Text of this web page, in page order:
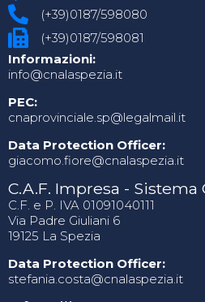
(+39)0187/598080
(+39)0187/598081
Informazioni:
info@cnalaspezia.it
PEC:
cnaprovinciale.sp@legalmail.it
Data Protection Officer:
giacomo.fiore@cnalaspezia.it
C.A.F. Impresa - Sistema
C.F. e P. IVA 01091040111
Via Padre Giuliani 6
19125 La Spezia
Data Protection Officer:
stefania.costa@cnalaspezia.it